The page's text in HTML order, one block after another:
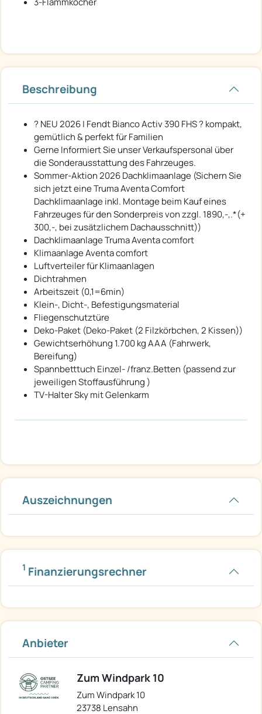
Beschreibung
? NEU 2026 | Fendt Bianco Activ 390 FHS ? kompakt,
gemütlich & perfekt für Familien
Gerne Informiert Sie unser Verkaufspersonal über
die Sonderausstattung des Fahrzeuges.
Sommer-Aktion 2026 Dachklimaanlage (Sichern Sie
sich jetzt eine Truma Aventa Comfort
Dachklimaanlage inkl. Montage beim Kauf eines
Fahrzeuges für den Sonderpreis von zzgl. 1890,-,.*(+
300,-, bei zusätzlichem Dachausschnitt))
Dachklimaanlage Truma Aventa comfort
Klimaanlage Aventa comfort
Luftverteiler für Klimaanlagen
Dichtrahmen
Arbeitszeit (0,1=6min)
Klein-, Dicht-, Befestigungsmaterial
Fliegenschutztüre
Deko-Paket (Deko-Paket (2 Filzkörbchen, 2 Kissen))
Gewichtserhöhung 1.700 kg AAA (Fahrwerk,
Bereifung)
Spannbetttuch Einzel- /franz.Betten (passend zur
jeweiligen Stoffausführung )
TV-Halter Sky mit Gelenkarm
Auszeichnungen
1 Finanzierungsrechner
Anbieter
Zum Windpark 10
Zum Windpark 10
23738 Lensahn